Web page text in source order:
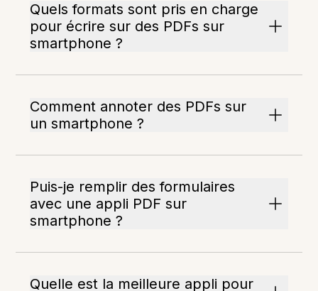
Quels formats sont pris en charge
pour écrire sur des PDFs sur
smartphone ?
Comment annoter des PDFs sur
un smartphone ?
Puis-je remplir des formulaires
avec une appli PDF sur
smartphone ?
Quelle est la meilleure appli pour